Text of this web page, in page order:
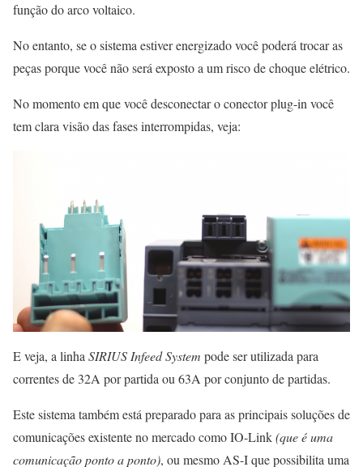
função do arco voltaico.
No entanto, se o sistema estiver energizado você poderá trocar as
peças porque você não será exposto a um risco de choque elétrico.
No momento em que você desconectar o conector plug-in você
tem clara visão das fases interrompidas, veja:
E veja, a linhaSIRIUS Infeed System pode ser utilizada para
correntes de 32A por partida ou 63A por conjunto de partidas.
Este sistema também está preparado para as principais soluções de
comunicações existente no mercado como IO-Link(que é uma
comunicação ponto a ponto), ou mesmo AS-I que possibilita uma